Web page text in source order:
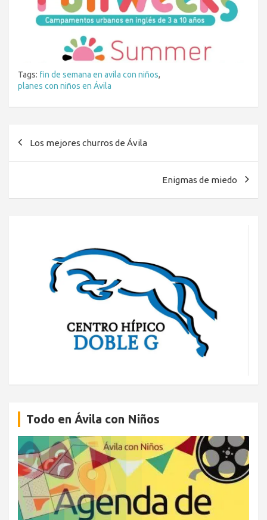
Tags: fin de semana en avila con niños,
planes con niños en Ávila
Los mejores churros de Ávila
Enigmas de miedo
Todo en Ávila con Niños